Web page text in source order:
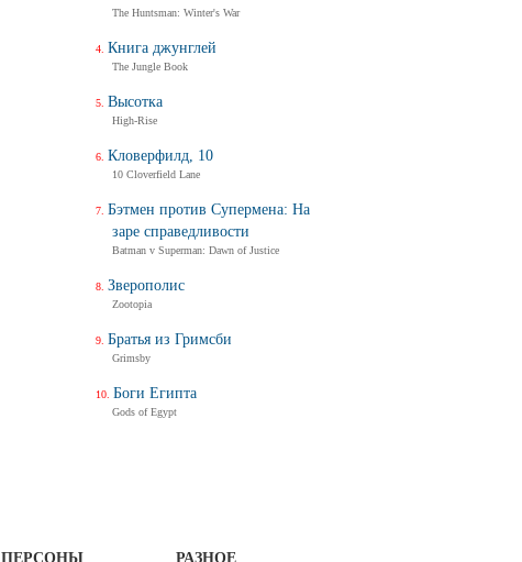
The Huntsman: Winter's War
Книга джунглей
The Jungle Book
Высотка
High-Rise
Кловерфилд, 10
10 Cloverfield Lane
Бэтмен против Супермена: На
заре справедливости
Batman v Superman: Dawn of Justice
Зверополис
Zootopia
Братья из Гримсби
Grimsby
Боги Египта
Gods of Egypt
ПЕРСОНЫ РАЗНОЕ